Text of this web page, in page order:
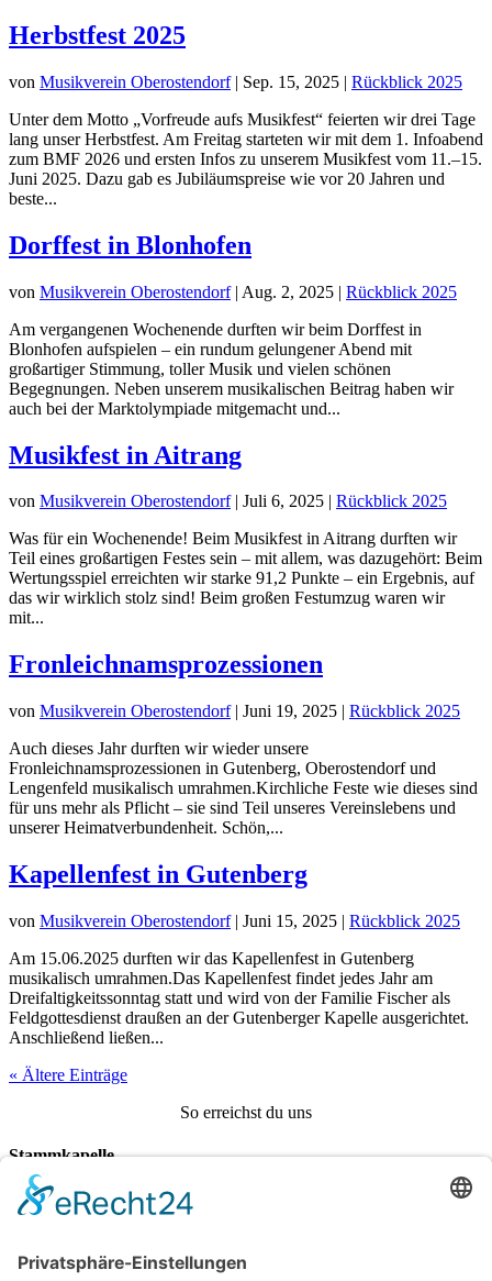
Herbstfest 2025
von Musikverein Oberostendorf| Sep. 15, 2025 | Rückblick 2025
Unter dem Motto „Vorfreude aufs Musikfest“ feierten wir drei Tage
lang unser Herbstfest. Am Freitag starteten wir mit dem 1. Infoabend
zum BMF 2026 und ersten Infos zu unserem Musikfest vom 11.–15.
Juni 2025. Dazu gab es Jubiläumspreise wie vor 20 Jahren und
beste...
Dorffest in Blonhofen
von Musikverein Oberostendorf| Aug. 2, 2025 | Rückblick 2025
Am vergangenen Wochenende durften wir beim Dorffest in
Blonhofen aufspielen – ein rundum gelungener Abend mit
großartiger Stimmung, toller Musik und vielen schönen
Begegnungen. Neben unserem musikalischen Beitrag haben wir
auch bei der Marktolympiade mitgemacht und...
Musikfest in Aitrang
von Musikverein Oberostendorf| Juli 6, 2025
Rückblick 2025
Was für ein Wochenende! Beim Musikfest in Aitrang durften wir
Teil eines großartigen Festes sein – mit allem, was dazugehört: Beim
Wertungsspiel erreichten wir starke 91,2 Punkte – ein Ergebnis, auf
das wir wirklich stolz sind! Beim großen Festumzug waren wir
mit...
Fronleichnamsprozessionen
von Musikverein Oberostendorf| Juni 19, 2025 | Rückblick 2025
Auch dieses Jahr durften wir wieder unsere
Fronleichnamsprozessionen in Gutenberg, Oberostendorf und
Lengenfeld musikalisch umrahmen.Kirchliche Feste wie dieses sind
für uns mehr als Pflicht – sie sind Teil unseres Vereinslebens und
unserer Heimatverbundenheit. Schön,...
Kapellenfest in Gutenberg
von Musikverein Oberostendorf| Juni 15, 2025 | Rückblick 2025
Am 15.06.2025 durften wir das Kapellenfest in Gutenberg
musikalisch umrahmen.Das Kapellenfest findet jedes Jahr am
Dreifaltigkeitssonntag statt und wird von der Familie Fischer als
Feldgottesdienst draußen an der Gutenberger Kapelle ausgerichtet.
Anschließend ließen...
« Ältere Einträge
So erreichst du uns
Stammkapelle
Daniel Seitz
Wangerweg 1,86869 Oberostendorf
vorstand@musikverein-oberostendorf.de